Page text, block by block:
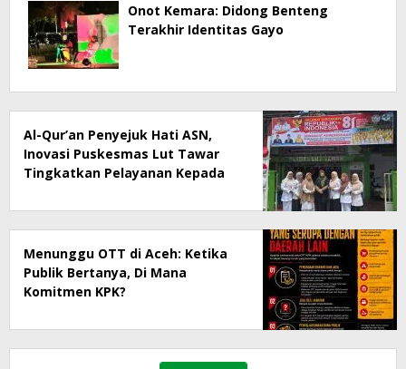
Onot Kemara: Didong Benteng
Terakhir Identitas Gayo
Al-Qur’an Penyejuk Hati ASN,
Inovasi Puskesmas Lut Tawar
Tingkatkan Pelayanan Kepada
Menunggu OTT di Aceh: Ketika
Publik Bertanya, Di Mana
Komitmen KPK?